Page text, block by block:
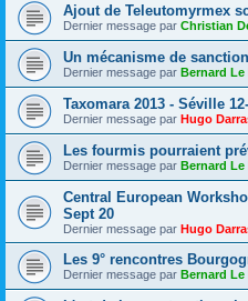
Ajout de Teleutomyrmex
Dernier message par Christian
Un mécanisme de
Dernier message par Bernard Le
Taxomara 2013 - Séville
Dernier message par Hugo
Les fourmis pourraient
Dernier message par Bernard Le
Central European
Sept 20
Dernier message par Hugo
Les 9° rencontres
Dernier message par Bernard Le